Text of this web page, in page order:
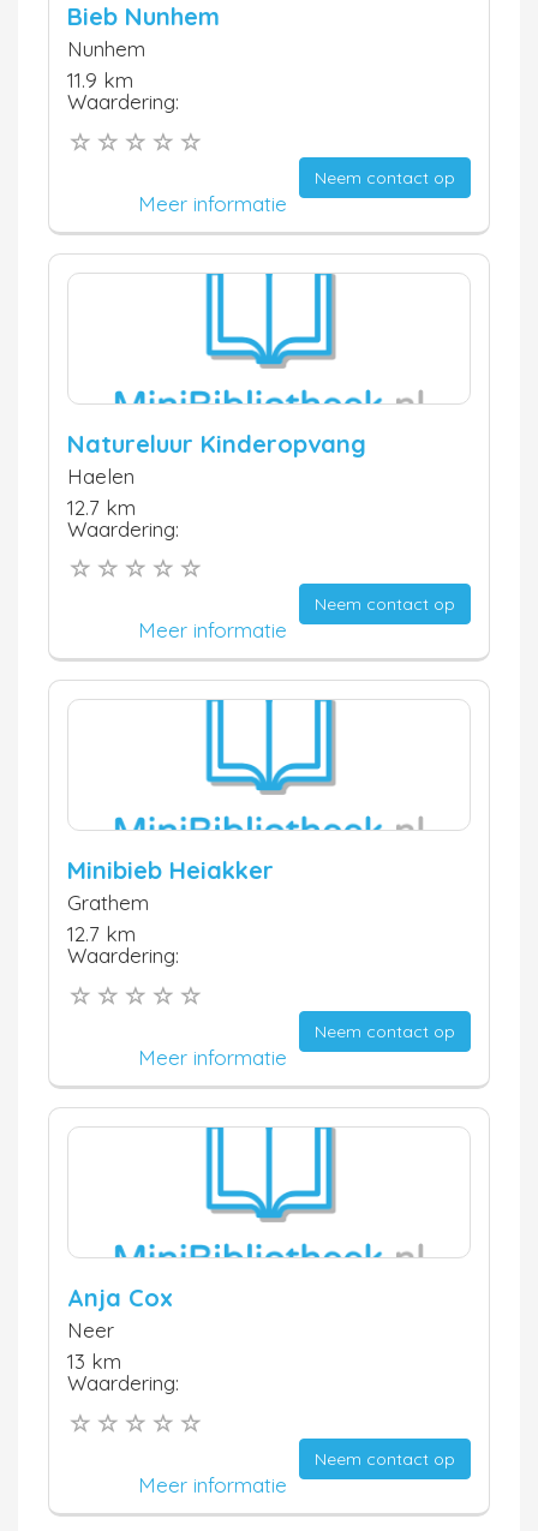
Bieb Nunhem
Nunhem
11.9 km
Waardering:
Neem contact op
Meer informatie
Natureluur Kinderopvang
Haelen
12.7 km
Waardering:
Neem contact op
Meer informatie
Minibieb Heiakker
Grathem
12.7 km
Waardering:
Neem contact op
Meer informatie
Anja Cox
Neer
13 km
Waardering:
Neem contact op
Meer informatie